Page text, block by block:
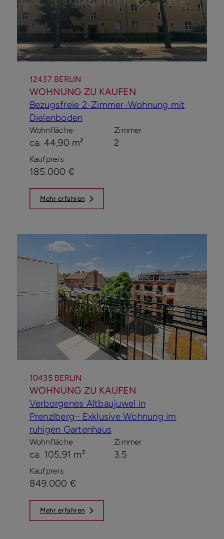
12437 BERLIN
WOHNUNG ZU KAUFEN
Bezugsfreie 2-Zimmer-Wohnung mit
Dielenboden
Wohnfläche
ca. 44,90 m²
Zimmer
2
Kaufpreis
185.000 €
Mehr erfahren
10435 BERLIN
WOHNUNG ZU KAUFEN
Verborgenes Altbaujuwel in
Prenzlberg– Exklusive Wohnung im
ruhigen Gartenhaus
Wohnfläche
ca. 105,91 m²
Zimmer
3.5
Kaufpreis
849.000 €
Mehr erfahren